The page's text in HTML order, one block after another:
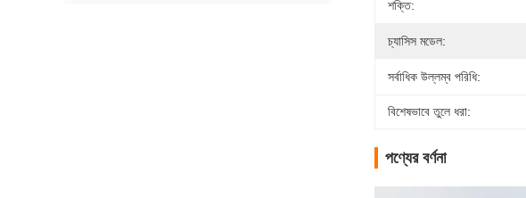
শক্তি:
চ্যাসিস মডেল:
সর্বাধিক উল্লম্ব পরিধি:
বিশেষভাবে তুলে ধরা:
পণ্যের বর্ণনা